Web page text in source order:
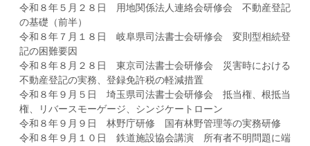
令和８年５月２８日 用地関係法人連絡会研修会 不動産登記
の基礎（前半）
令和８年７月１８日 岐阜県司法書士会研修会 変則型相続登
記の困難要因
令和８年８月２８日 東京司法書士会研修会 災害時における
不動産登記の実務、登録免許税の軽減措置
令和８年９月５日 埼玉県司法書士会研修会 抵当権、根抵当
権、リバースモーゲージ、シンジケートローン
令和８年９月９日 林野庁研修 国有林野管理等の実務研修
令和８年９月１０日 鉄道施設協会講演 所有者不明問題に端